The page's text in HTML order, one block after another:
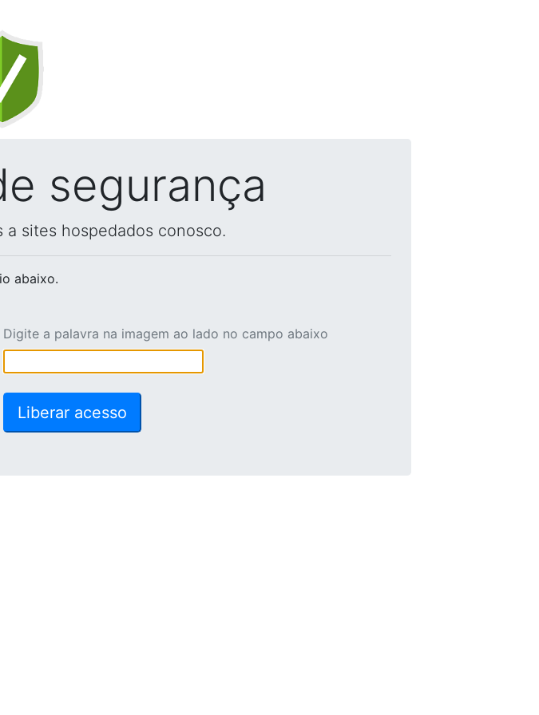
segurança
sites hospedados conosco.
abaixo.
Digite a palavra na imagem ao lado no campo abaixo